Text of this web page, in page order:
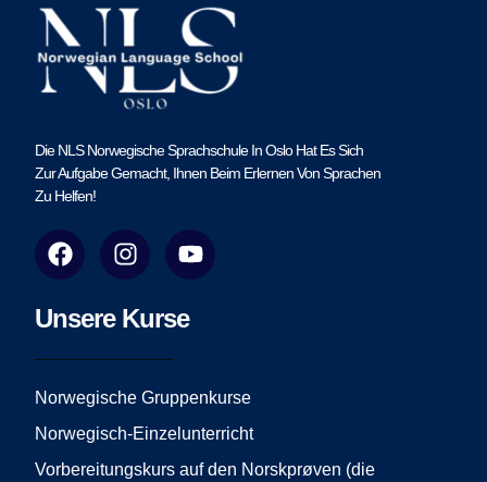
Die NLS Norwegische Sprachschule In Oslo Hat Es Sich
Zur Aufgabe Gemacht, Ihnen Beim Erlernen Von Sprachen
Zu Helfen!
F
a
e
o
o
I
n
t
g
r
m
Y
o
t
e
Unsere Kurse
Norwegische Gruppenkurse
Norwegisch-Einzelunterricht
Vorbereitungskurs auf den Norskprøven (die